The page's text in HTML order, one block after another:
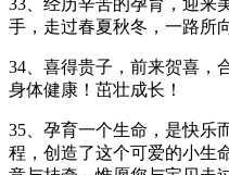
手，走过春夏秋冬，一路所
34、喜得贵子，前来贺喜，
身体健康！茁壮成长！
35、孕育一个生命，是快乐
程，创造了这个可爱的小生